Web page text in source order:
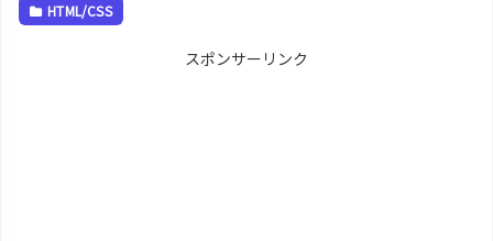
HTML/CSS
スポンサーリンク